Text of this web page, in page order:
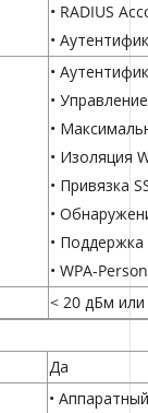
• RADIUS
•
•
•
•
• Изоляция
• Привязка
•
• Поддержка
• WPA-
< 20 дБм
Да
•